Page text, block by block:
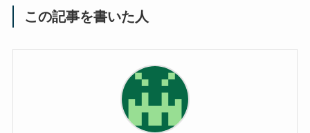
この記事を書いた人